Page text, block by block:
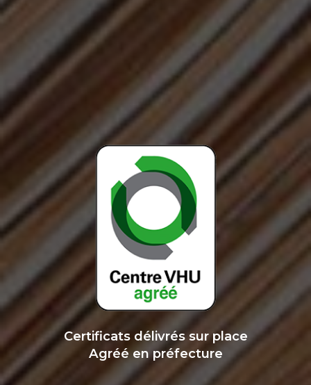
Certificats délivrés sur place
Agréé en préfecture